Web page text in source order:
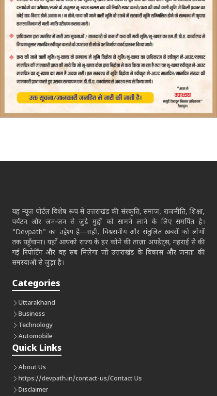
यह न्यूज़ पोर्टल विशेष रूप से उत्तराखंड की संस्कृति, समाज, राजनीति, शिक्षा,
पर्यटन और जन-जन से जुड़े मुद्दों को सामने लाने के लिए समर्पित है।
"Devpath" का उद्देश्य है—सही, विश्वसनीय और संतुलित ख़बरों को लोगों
तक पहुँचाना। यहाँ आपको राज्य के हर कोने की ताज़ा अपडेट्स, गहराई से की
गई रिपोर्टिंग और वह सब मिलेगा जो उत्तराखंड के विकास और जनता की
समस्याओं से जुड़ा है।
Categories
Uttarakhand
Business
Technology
Automobile
Quick Links
About Us
https://devpath.in/contact-us/Contact Us
Disclaimer